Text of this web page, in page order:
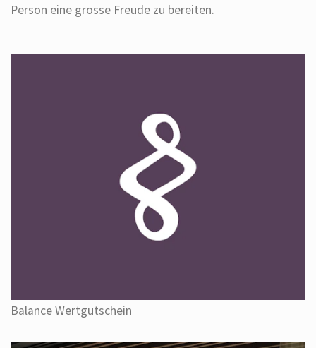
Person eine grosse Freude zu bereiten.
Balance Wertgutschein